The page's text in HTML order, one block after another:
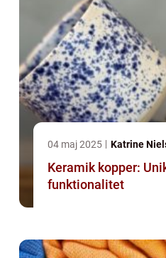
04 maj 2025 Katrine
Keramik kopper:
funktionalitet